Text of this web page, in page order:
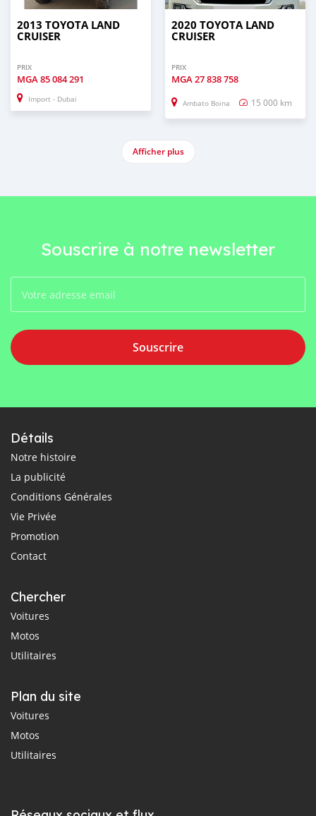
2013 TOYOTA LAND
CRUISER
PRIX
MGA85 084 291
Import - Dubai
2020 TOYOTA LAND
CRUISER
PRIX
MGA27 838 758
Ambato Boina 15 000 km
Afficher plus
Souscrire à notre newsletter
Souscrire
Détails
Notre histoire
La publicité
Conditions Générales
Vie Privée
Promotion
Contact
Chercher
Voitures
Motos
Utilitaires
Plan du site
Voitures
Motos
Utilitaires